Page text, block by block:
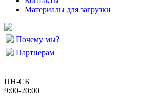
Материалы для загрузки
Почему мы?
Партнерам
ПН-СБ
9:00-20:00